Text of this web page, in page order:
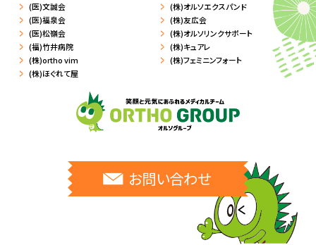
(医)文誠会
(医)福泉会
(医)松嶺会
(福)竹井病院
(株)ortho vim
(株)ほぐれて屋
(株)オルソエクスパンド
(株)友広会
(株)オルソリンクサポート
(株)キュアレ
(株)フェミニンフォート
お問い合わせ